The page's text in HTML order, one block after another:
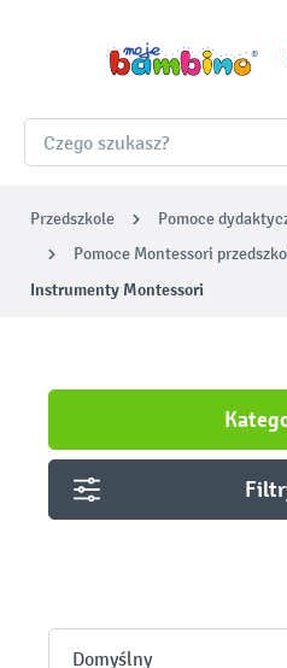
Przedszkole
Pomoce
Pomoce Montessori
Instrumenty Montessori